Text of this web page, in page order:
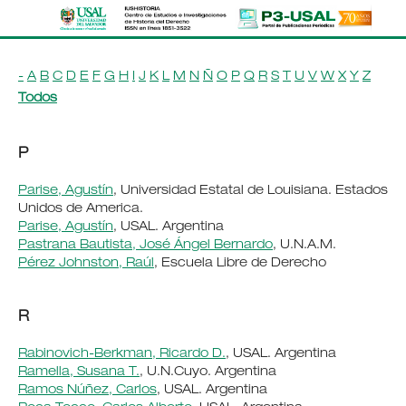
- A B C D E F G H I J K L M N Ñ O P Q R S T U V W X Y Z
Todos
P
Parise, Agustín, Universidad Estatal de Louisiana. Estados
Unidos de America.
Parise, Agustín, USAL. Argentina
Pastrana Bautista, José Ángel Bernardo, U.N.A.M.
Pérez Johnston, Raúl, Escuela Libre de Derecho
R
Rabinovich-Berkman, Ricardo D., USAL. Argentina
Ramella, Susana T., U.N.Cuyo. Argentina
Ramos Núñez, Carlos, USAL. Argentina